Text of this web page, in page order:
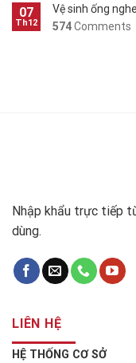
07
Th12
Vệ sinh ống
574Comments
Nhập khẩu trực tiếp
dùng.
LIÊN HỆ
HỆ THỐNG CƠ SỞ